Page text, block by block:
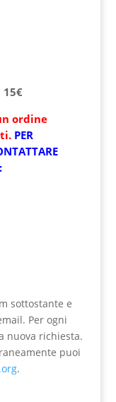
ordine
PER
sottostante e
Per ogni
nuova richiesta.
puoi
.